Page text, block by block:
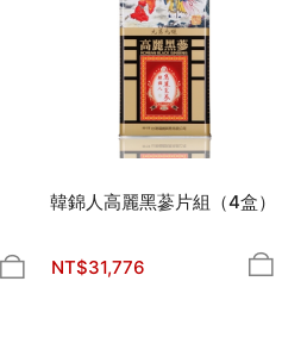
韓錦人高麗黑蔘片組（4盒）
NT$31,776